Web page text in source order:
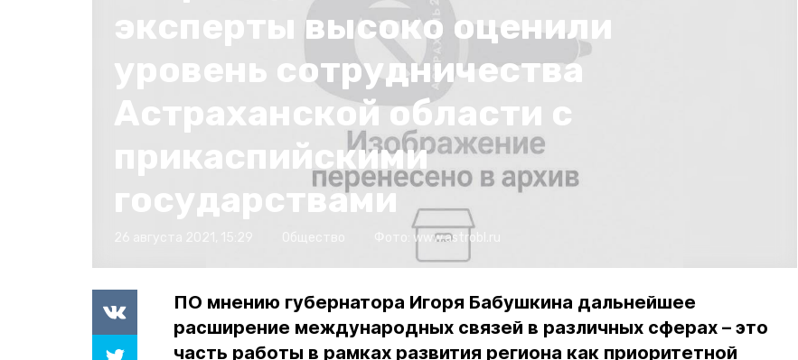
эксперты высоко оценили
уровень сотрудничества
Астраханской области с
прикаспийскими
государствами
www.astrobl.ru
ПО мнению губернатора Игоря Бабушкина дальнейшее
расширение международных связей в различных сферах – это
часть работы в рамках развития региона как приоритетной